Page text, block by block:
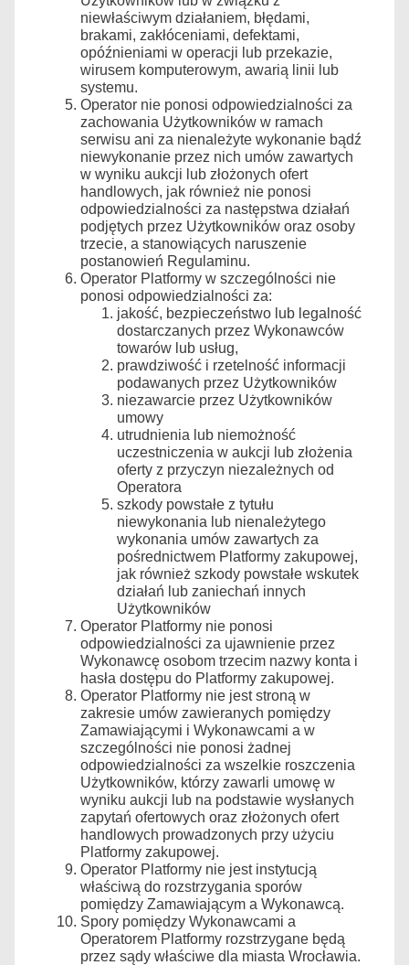
niewłaściwym działaniem, błędami,
brakami, zakłóceniami, defektami,
opóźnieniami w operacji lub przekazie,
wirusem komputerowym, awarią linii lub
systemu.
Operator nie ponosi odpowiedzialności za
zachowania Użytkowników w ramach
serwisu ani za nienależyte wykonanie bądź
niewykonanie przez nich umów zawartych
w wyniku aukcji lub złożonych ofert
handlowych, jak również nie ponosi
odpowiedzialności za następstwa działań
podjętych przez Użytkowników oraz osoby
trzecie, a stanowiących naruszenie
postanowień Regulaminu.
Operator Platformy w szczególności nie
ponosi odpowiedzialności za:
jakość, bezpieczeństwo lub legalność
dostarczanych przez Wykonawców
towarów lub usług,
prawdziwość i rzetelność informacji
podawanych przez Użytkowników
niezawarcie przez Użytkowników
umowy
utrudnienia lub niemożność
uczestniczenia w aukcji lub złożenia
oferty z przyczyn niezależnych od
Operatora
szkody powstałe z tytułu
niewykonania lub nienależytego
wykonania umów zawartych za
pośrednictwem Platformy zakupowej,
jak również szkody powstałe wskutek
działań lub zaniechań innych
Użytkowników
Operator Platformy nie ponosi
odpowiedzialności za ujawnienie przez
Wykonawcę osobom trzecim nazwy konta i
hasła dostępu do Platformy zakupowej.
Operator Platformy nie jest stroną w
zakresie umów zawieranych pomiędzy
Zamawiającymi i Wykonawcami a w
szczególności nie ponosi żadnej
odpowiedzialności za wszelkie roszczenia
Użytkowników, którzy zawarli umowę w
wyniku aukcji lub na podstawie wysłanych
zapytań ofertowych oraz złożonych ofert
handlowych prowadzonych przy użyciu
Platformy zakupowej.
Operator Platformy nie jest instytucją
właściwą do rozstrzygania sporów
pomiędzy Zamawiającym a Wykonawcą.
Spory pomiędzy Wykonawcami a
Operatorem Platformy rozstrzygane będą
przez sądy właściwe dla miasta Wrocławia.